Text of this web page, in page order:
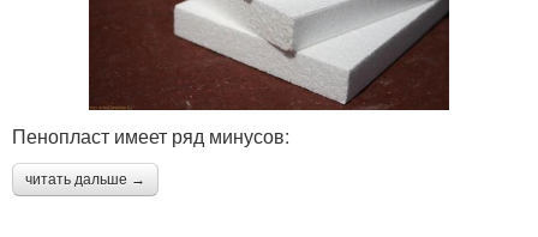
Пенопласт имеет ряд минусов:
читать дальше →